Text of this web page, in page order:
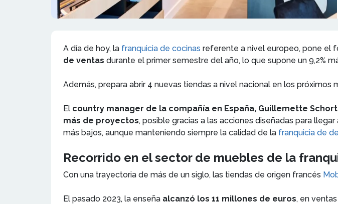
A día de hoy, la franquicia de cocinas referente a nivel europeo, pone el
de ventas durante el primer semestre del año, lo que supone un 9,2%
Además, prepara abrir 4 nuevas tiendas a nivel nacional en los próximos
El country manager de la compañía en España, Guillemette
más de proyectos, posible gracias a las acciones diseñadas para
más bajos, aunque manteniendo siempre la calidad de la franquicia de
Recorrido en el sector de muebles de la
Con una trayectoria de más de un siglo, las tiendas de origen francés
El pasado 2023, la enseña alcanzó los 11 millones de euros, en